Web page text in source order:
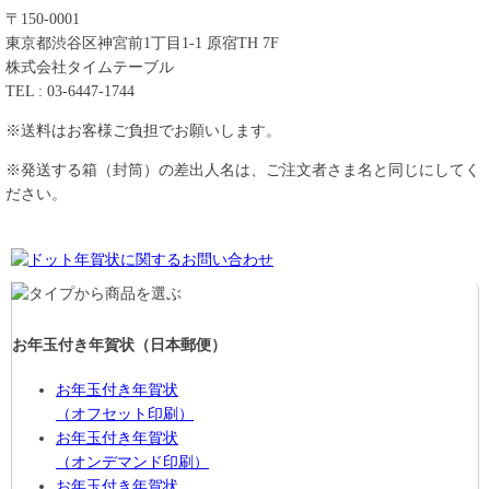
〒150-0001
東京都渋谷区神宮前1丁目1-1 原宿TH 7F
株式会社タイムテーブル
TEL : 03-6447-1744
※送料はお客様ご負担でお願いします。
※発送する箱（封筒）の差出人名は、ご注文者さま名と同じにしてく
ださい。
お年玉付き年賀状 （日本郵便）
お年玉付き年賀状
（オフセット印刷）
お年玉付き年賀状
（オンデマンド印刷）